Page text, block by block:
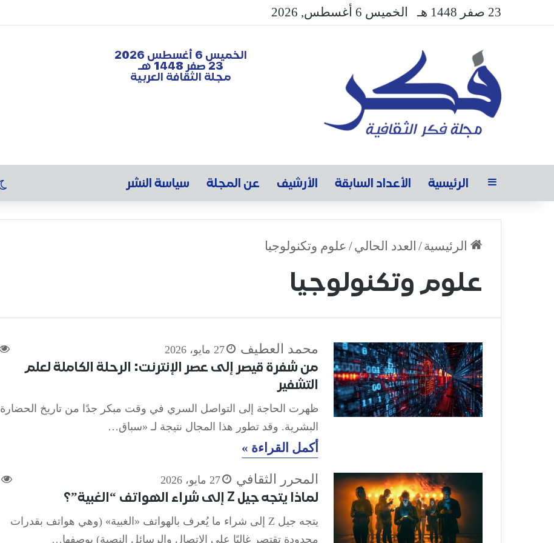
23 صفر 1448 هـ الخميس 6 أغسطس, 2026
الخميس 6 أغسطس 2026
23 صفر 1448 هـ
مجلة الثقافة العربية
الرئيسية الأعداد السابقة الأرشيف عن المجلة سياسة النشر
الرئيسية/ العدد الحالي/ علوم وتكنولوجيا
علوم وتكنولوجيا
محمد العطيف 27 مايو، 2026
من شفرة قيصر إلى عصر الإنترنت: الرحلة الكاملة لعلم
التشفير
ظهرت الحاجة إلى التواصل السري في وقت مبكر جدًا من تاريخ الحضارة
البشرية. وقد تطور هذا المجال نتيجة لـ «سباق…
أكمل القراءة »
المحرر الثقافي 27 مايو، 2026
لماذا يتجه جيل Z إلى شراء الهواتف “الغبية”؟
يتجه جيل Z إلى شراء ما يُعرف بالهواتف «الغبية» (وهي هواتف بقدرات
محدودة تقتصر غالبًا على الاتصال والرسائل النصية) بوصفها…